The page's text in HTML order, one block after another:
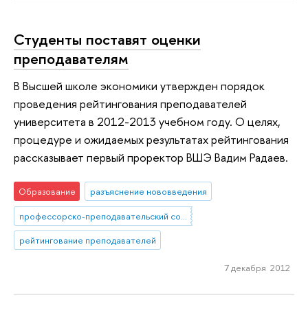
Студенты поставят оценки
преподавателям
В Высшей школе экономики утвержден порядок
проведения рейтингования преподавателей
университета в 2012-2013 учебном году. О целях,
процедуре и ожидаемых результатах рейтингования
рассказывает первый проректор ВШЭ Вадим Радаев.
Образование
разъяснение нововведения
профессорско-преподавательский состав
рейтингование преподавателей
7 декабря 2012